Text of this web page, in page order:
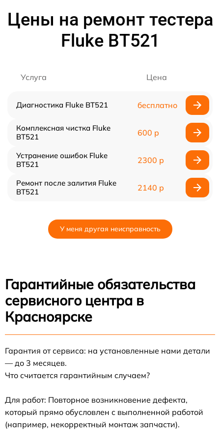
Цены на ремонт тестера
Fluke BT521
Услуга Цена
Диагностика Fluke BT521 бесплатно
Комплексная чистка Fluke
BT521
600 р
Устранение ошибок Fluke
BT521
2300 р
Ремонт после залития Fluke
BT521
2140 р
У меня другая неисправность
Гарантийные обязательства
сервисного центра в
Красноярске
Гарантия от сервиса: на установленные нами детали
— до 3 месяцев.
Что считается гарантийным случаем?
Для работ: Повторное возникновение дефекта,
который прямо обусловлен с выполненной работой
(например, некорректный монтаж запчасти).